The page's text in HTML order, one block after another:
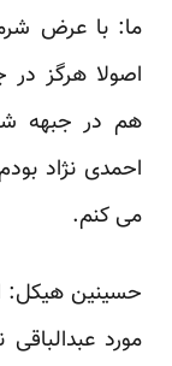
اصولا هرگز
هم در جبهه
احمدی نژاد
می کنم.
حسینین هیکل:
مورد